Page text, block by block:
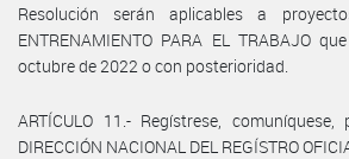
Resolución serán aplicables a
ENTRENAMIENTO PARA EL TRABAJO
octubre de 2022 o con posterioridad.
ARTÍCULO 11.- Regístrese,
DIRECCIÓN NACIONAL DEL REGÍSTRO